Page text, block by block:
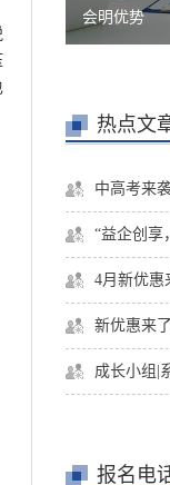
会明优势
热点文
4月新优惠
新优惠来
报名电